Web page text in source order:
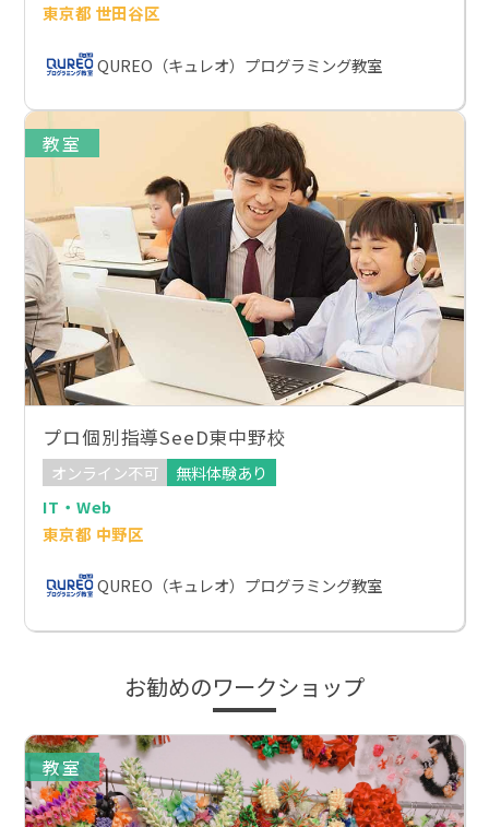
東京都 世田谷区
QUREO（キュレオ）プログラミング教室
教室
プロ個別指導SeeD東中野校
オンライン不可
無料体験あり
IT・Web
東京都 中野区
QUREO（キュレオ）プログラミング教室
お勧めのワークショップ
教室